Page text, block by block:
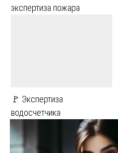
экспертиза пожара
🚩 Экспертиза
водосчетчика